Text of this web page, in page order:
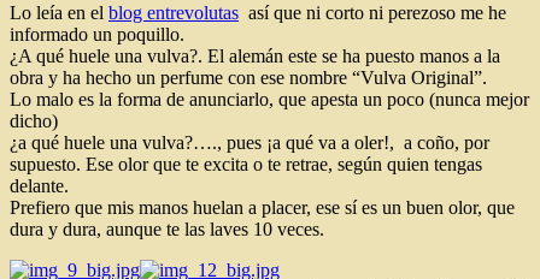
Lo leía en el blog entrevolutas así que ni corto ni perezoso me he
informado un poquillo.
¿A qué huele una vulva?. El alemán este se ha puesto manos a la
obra y ha hecho un perfume con ese nombre “Vulva Original”.
Lo malo es la forma de anunciarlo, que apesta un poco (nunca mejor
dicho)
¿a qué huele una vulva?…., pues ¡a qué va a oler!, a coño, por
supuesto. Ese olor que te excita o te retrae, según quien tengas
delante.
Prefiero que mis manos huelan a placer, ese sí es un buen olor, que
dura y dura, aunque te las laves 10 veces.